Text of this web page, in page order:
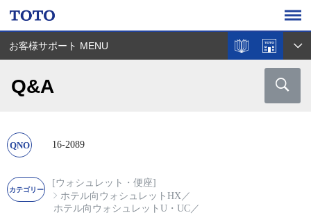
お客様サポート MENU
Q&A
16-2089
[ウォシュレット・便座]
ホテル向ウォシュレットHX／
ホテル向ウォシュレットU・UC／